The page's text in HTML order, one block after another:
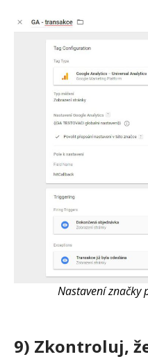
Nastavení značky
9) Zkontroluj,